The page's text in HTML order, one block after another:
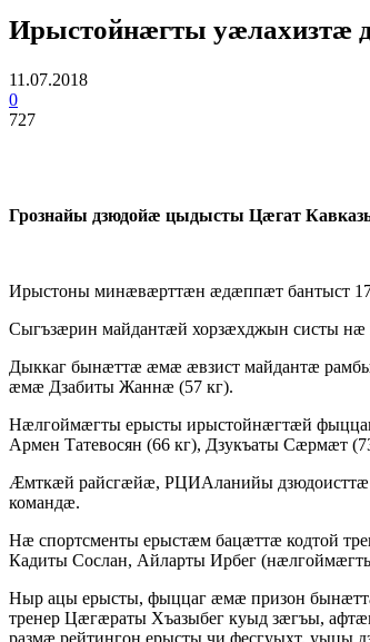
Ирыстойнæгты уæлахизтæ
11.07.2018
0
727
Грознайы дзюдойæ цыдысты Цæгат
Ирыстоны минæвæрттæн æдæппæт бантыст
Сыгъзæрин майдантæй хорзæхджын систы
Дыккаг бынæттæ æмæ æвзист майдантæ
æмæ Дзабиты Жаннæ (57 кг).
Нæлгоймæгты ерысты ирыстойнæгтæй
Армен Татевосян (66 кг), Дзукъаты Сæрмæт
Æмткæй райсгæйæ, РЦИАланийы дзюдоисттæ
командæ.
Нæ спортсменты ерыстæм бацæттæ кодтой
Кадиты Сослан, Айларты Ирбег
Ныр ацы ерысты, фыццаг æмæ призон
тренер Цæгæраты Хъазыбег куыд зæгъы,
размæ рейтингон ерысты чи фесгуыхт,